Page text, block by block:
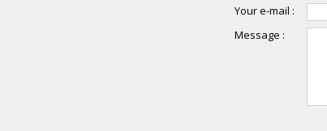
Your e-mail :
Message :